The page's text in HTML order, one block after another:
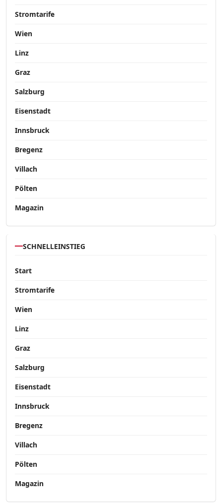
Stromtarife
Wien
Linz
Graz
Salzburg
Eisenstadt
Innsbruck
Bregenz
Villach
Pölten
Magazin
SCHNELLEINSTIEG
Start
Stromtarife
Wien
Linz
Graz
Salzburg
Eisenstadt
Innsbruck
Bregenz
Villach
Pölten
Magazin